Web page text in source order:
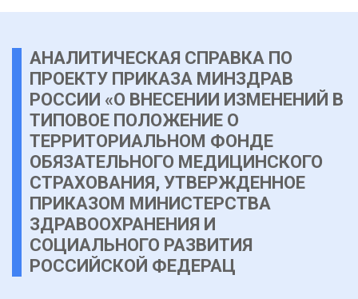
АНАЛИТИЧЕСКАЯ СПРАВКА ПО
ПРОЕКТУ ПРИКАЗА МИНЗДРАВ
РОССИИ «О ВНЕСЕНИИ ИЗМЕНЕНИЙ В
ТИПОВОЕ ПОЛОЖЕНИЕ О
ТЕРРИТОРИАЛЬНОМ ФОНДЕ
ОБЯЗАТЕЛЬНОГО МЕДИЦИНСКОГО
СТРАХОВАНИЯ, УТВЕРЖДЕННОЕ
ПРИКАЗОМ МИНИСТЕРСТВА
ЗДРАВООХРАНЕНИЯ И
СОЦИАЛЬНОГО РАЗВИТИЯ
РОССИЙСКОЙ ФЕДЕРАЦ